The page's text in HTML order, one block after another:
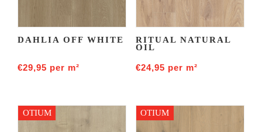
DAHLIA OFF WHITE
€29,95 per m²
RITUAL NATURAL
OIL
€24,95 per m²
OTIUM OTIUM